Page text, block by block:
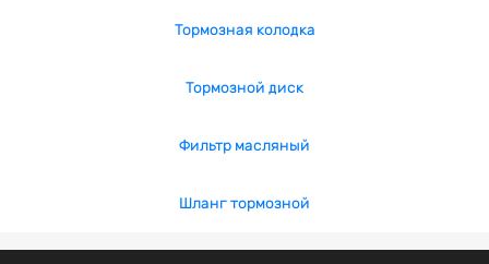
Тормозная колодка
Тормозной диск
Фильтр масляный
Шланг тормозной